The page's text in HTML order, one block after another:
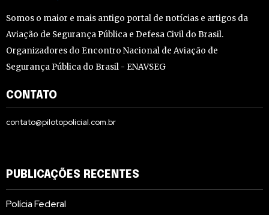
Somos o maior e mais antigo portal de notícias e artigos da
Aviação de Segurança Pública e Defesa Civil do Brasil.
Organizadores do Encontro Nacional de Aviação de
Segurança Pública do Brasil - ENAVSEG
CONTATO
contato@pilotopolicial.com.br
PUBLICAÇÕES RECENTES
Polícia Federal